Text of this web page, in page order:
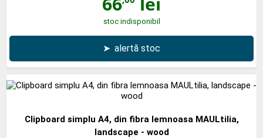
stoc indisponibil
➤ alertă stoc
Clipboard simplu A4, din fibra lemnoasa MAULtilia,
landscape - wood